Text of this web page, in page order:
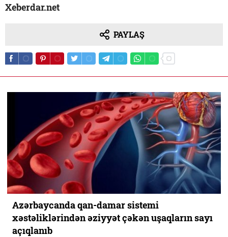
Xeberdar.net
PAYLAŞ
Azərbaycanda qan-damar sistemi
xəstəliklərindən əziyyət çəkən uşaqların sayı
açıqlanıb